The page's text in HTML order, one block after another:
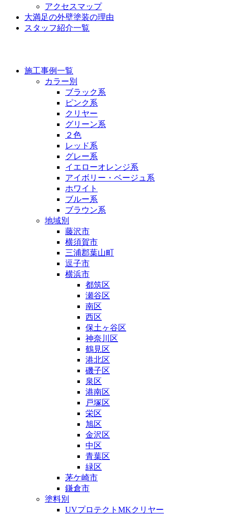
アクセスマップ
大満足の外壁塗装の理由
スタッフ紹介一覧
施工事例一覧
カラー別
ブラック系
ピンク系
クリヤー
グリーン系
２色
レッド系
グレー系
イエローオレンジ系
アイボリー・ベージュ系
ホワイト
ブルー系
ブラウン系
地域別
藤沢市
横須賀市
三浦郡葉山町
逗子市
横浜市
都筑区
瀬谷区
南区
西区
保土ヶ谷区
神奈川区
鶴見区
港北区
磯子区
泉区
港南区
戸塚区
栄区
旭区
金沢区
中区
青葉区
緑区
茅ケ崎市
鎌倉市
塗料別
UVプロテクトMKクリヤー